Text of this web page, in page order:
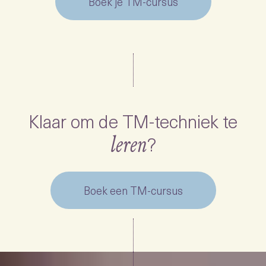
Klaar om de TM-techniek te
leren?
Boek een TM-cursus